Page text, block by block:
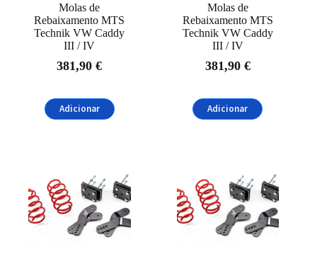
Audi(10)
BMW(13)
Honda (1)
Nissan (1)
Opel(1)
Peugeot(2)
Molas de
Rebaixamento MTS
Technik VW Caddy
III / IV
381,90€
Adicionar
Molas de
Rebaixamento MTS
Technik VW Caddy
III / IV
381,90 €
Adicionar